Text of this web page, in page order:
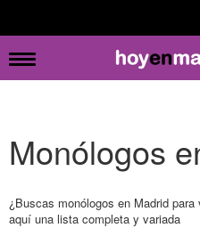
Monólogos
¿Buscas monólogos en Madrid
aquí una lista completa y variada